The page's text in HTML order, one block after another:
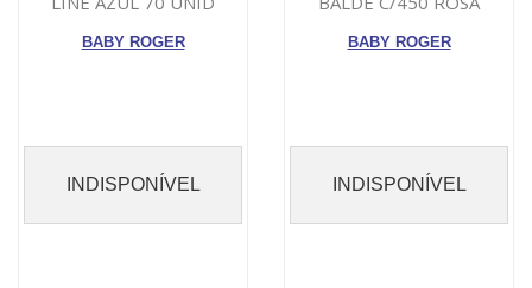
BABY ROGER
INDISPONÍVEL
BABY ROGER
INDISPONÍVEL